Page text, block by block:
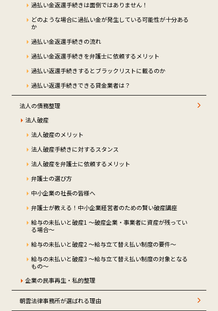
過払い金返還手続きは面倒ではありません！
どのような場合に過払い金が発生している可能性が十分ある
か
過払い金返還手続きの流れ
過払い金返還手続きを弁護士に依頼するメリット
過払い返還手続きするとブラックリストに載るのか
過払い返還手続きできる貸金業者は？
法人の債務整理
法人破産
法人破産のメリット
法人破産手続きに対するスタンス
法人破産を弁護士に依頼するメリット
弁護士の選び方
中小企業の社長の皆様へ
弁護士が教える！中小企業経営者のための賢い破産講座
給与の未払いと破産1 ～破産企業・事業者に資産が残ってい
る場合～
給与の未払いと破産2 ～給与立て替え払い制度の要件～
給与の未払いと破産3 ～給与立て替え払い制度の対象となる
もの～
企業の民事再生・私的整理
朝雲法律事務所が選ばれる理由